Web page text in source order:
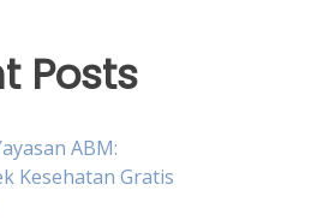
Posts
ABM:
Kesehatan Gratis